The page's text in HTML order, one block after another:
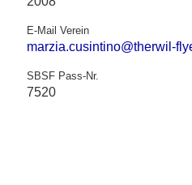
E-Mail Verein
marzia.cusintino@therwil-
SBSF Pass-Nr.
7520